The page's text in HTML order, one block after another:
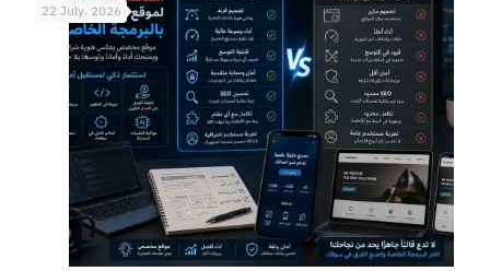
22 July، 2026